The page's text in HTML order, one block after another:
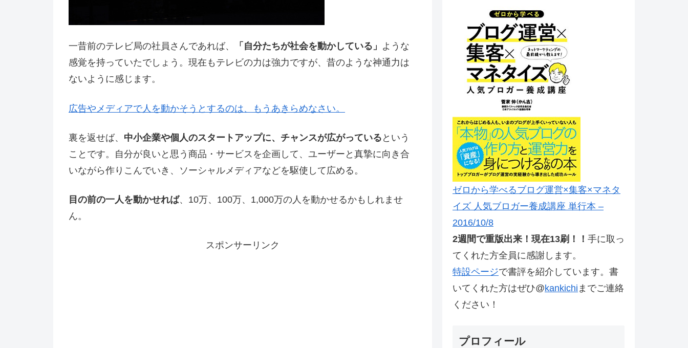
一昔前のテレビ局の社員さんであれば、 「自分たちが社会を動かしている」 ような
感覚を持っていたでしょう。現在もテレビの力は強力ですが、昔のような神通力は
ないように感じます。
広告やメディアで人を動かそうとするのは、もうあきらめなさい。
裏を返せば、 中小企業や個人のスタートアップに、チャンスが広がっている という
ことです。自分が良いと思う商品・サービスを企画して、ユーザーと真摯に向き合
いながら作りこんでいき、ソーシャルメディアなどを駆使して広める。
目の前の一人を動かせれば、10万、100万、1,000万の人を動かせるかもしれませ
ん。
スポンサーリンク
ゼロから学べるブログ運営×集客×マネタ
イズ 人気ブロガー養成講座 単行本 –
2016/10/8
2週間で重版出来！現在13刷！！ 手に取っ
てくれた方全員に感謝します。
特設ページで書評を紹介しています。書
いてくれた方はぜひ@kankichi までご連絡
ください！
プロフィール